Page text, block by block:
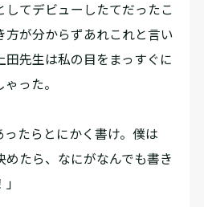
てデビューしたてだったこ
方が分からずあれこれと言い
田先生は私の目をまっすぐに
った。
ったらとにかく書け。僕は
めたら、なにがなんでも書き